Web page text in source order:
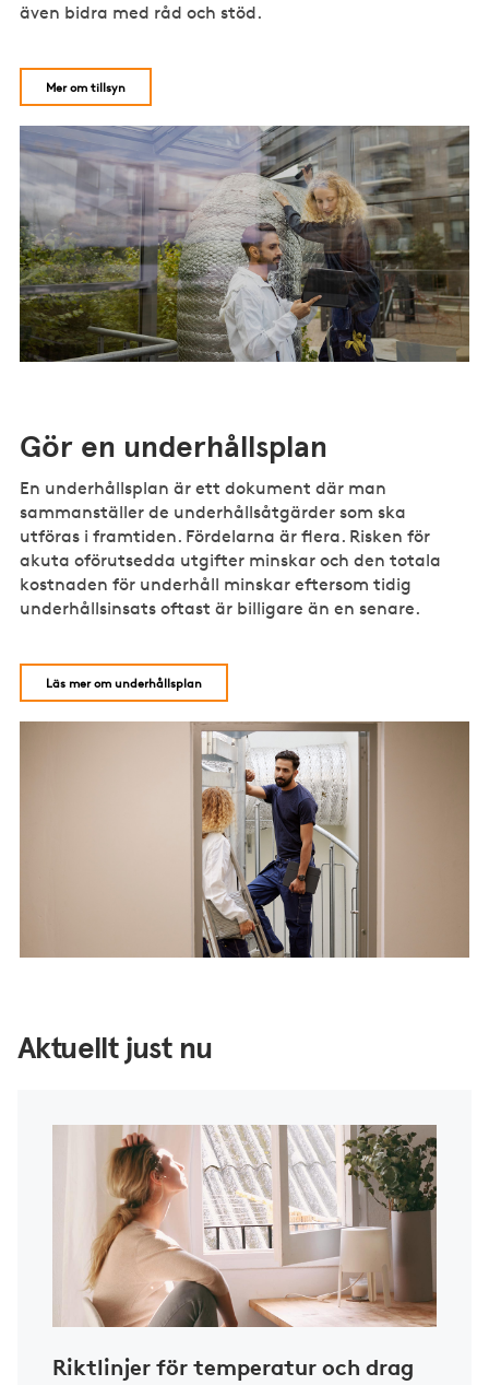
även bidra med råd och stöd.
Mer om tillsyn
Gör en underhållsplan
En underhållsplan är ett dokument där man
sammanställer de underhållsåtgärder som ska
utföras i framtiden. Fördelarna är flera. Risken för
akuta oförutsedda utgifter minskar och den totala
kostnaden för underhåll minskar eftersom tidig
underhållsinsats oftast är billigare än en senare.
Läs mer om underhållsplan
Aktuellt just nu
Riktlinjer för temperatur och drag